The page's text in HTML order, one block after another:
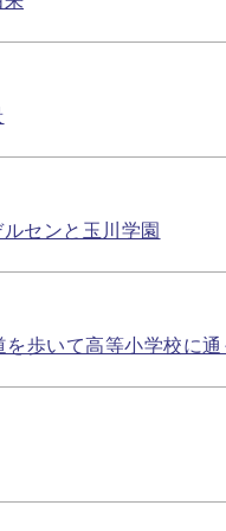
センと玉川学園
歩いて高等小学校に通